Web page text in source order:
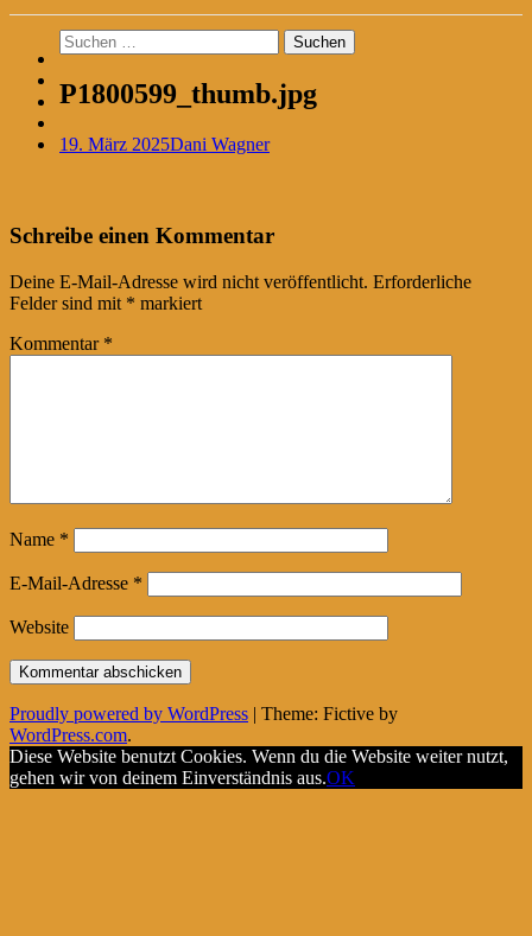
Suchen
nach:
P1800599_thumb.jpg
19. März 2025Dani Wagner
Post
navigation
←
Schreibe einen Kommentar
Deine E-Mail-Adresse wird nicht veröffentlicht. Erforderliche
Felder sind mit * markiert
Kommentar *
Name *
E-Mail-Adresse *
Website
Proudly powered by WordPress | Theme: Fictive by
WordPress.com.
Diese Website benutzt Cookies. Wenn du die Website weiter nutzt,
gehen wir von deinem Einverständnis aus.OK